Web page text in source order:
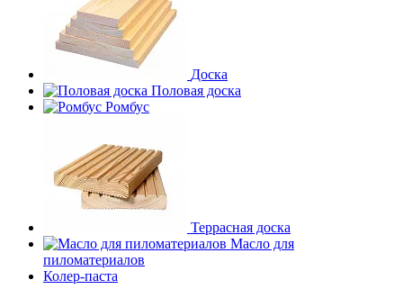
Доска
Половая доска
Ромбус
Террасная доска
Масло для
пиломатериалов
Колер-паста